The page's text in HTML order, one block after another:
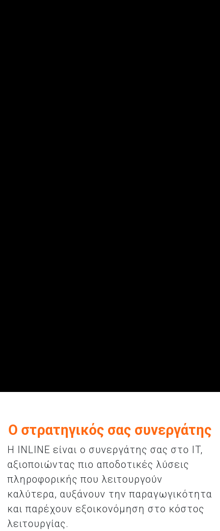
Ο στρατηγικός σας συνεργάτης
Η INLINE είναι ο συνεργάτης σας στο IT,
αξιοποιώντας πιο αποδοτικές λύσεις
πληροφορικής που λειτουργούν
καλύτερα, αυξάνουν την παραγωγικότητα
και παρέχουν εξοικονόμηση στο κόστος
λειτουργίας.